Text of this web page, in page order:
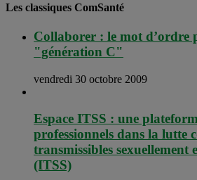
Les classiques ComSanté
Collaborer : le mot d’ordre
"génération C"
vendredi 30 octobre 2009
Espace ITSS : une
professionnels dans la lutte
transmissibles sexuellement
(ITSS)